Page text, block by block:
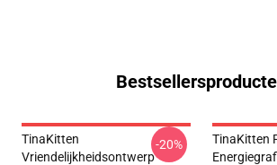
TinaKitten
Vriendelijkheidsontwerp
-20%
TinaKitten